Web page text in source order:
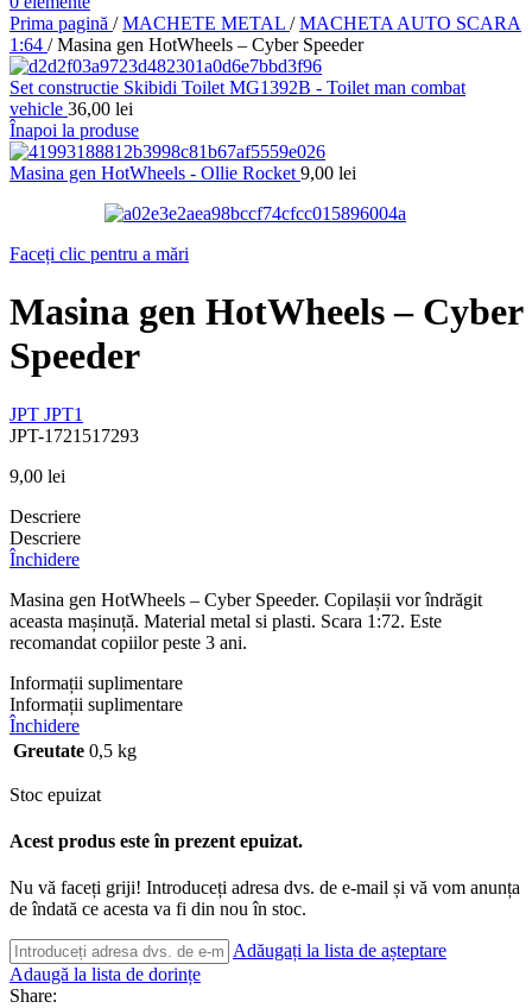
Prima pagină / MACHETE METAL / MACHETA AUTO SCARA
1:64 / Masina gen HotWheels – Cyber Speeder
Set constructie Skibidi Toilet MG1392B - Toilet man combat
vehicle 36,00 lei
Înapoi la produse
Masina gen HotWheels - Ollie Rocket 9,00 lei
Faceți clic pentru a mări
Masina gen HotWheels – Cyber
Speeder
JPT JPT1
JPT-1721517293
9,00 lei
Descriere
Descriere
Închidere
Masina gen HotWheels – Cyber Speeder. Copilașii vor îndrăgit
aceasta mașinuță. Material metal si plasti. Scara 1:72. Este
recomandat copiilor peste 3 ani.
Informații suplimentare
Informații suplimentare
Închidere
Greutate 0,5 kg
Stoc epuizat
Acest produs este în prezent epuizat.
Nu vă faceți griji! Introduceți adresa dvs. de e-mail și vă vom anunța
de îndată ce acesta va fi din nou în stoc.
Adăugați la lista de așteptare
Adaugă la lista de dorințe
Share: